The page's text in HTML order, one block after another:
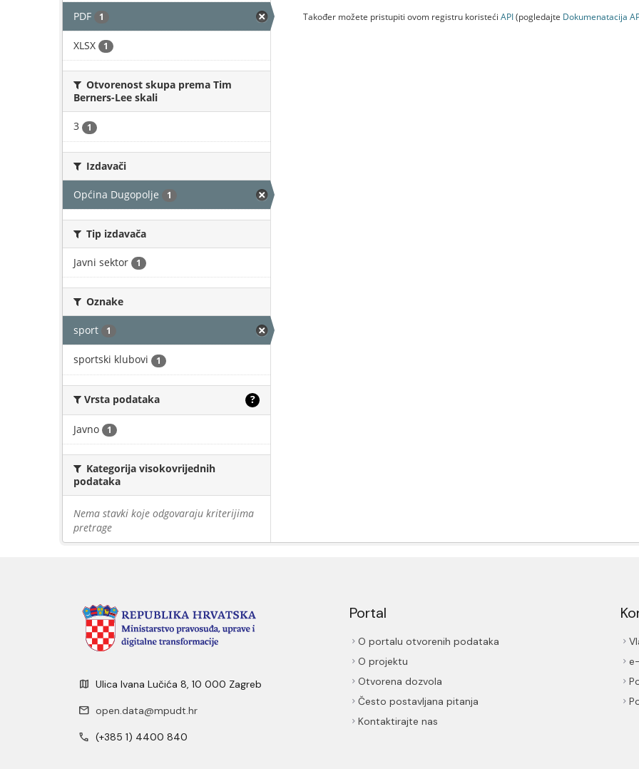
PDF 1
XLSX 1
Otvorenost skupa prema Tim
Berners-Lee skali
3 1
Izdavači
Općina Dugopolje 1
Tip izdavača
Javni sektor 1
Oznake
sport 1
sportski klubovi 1
Vrsta podataka ?
Javno 1
Kategorija visokovrijednih
podataka
Nema stavki koje odgovaraju kriterijima
pretrage
Također možete pristupiti ovom registru koristeći API(pogledajte Dokumenаtаcijа